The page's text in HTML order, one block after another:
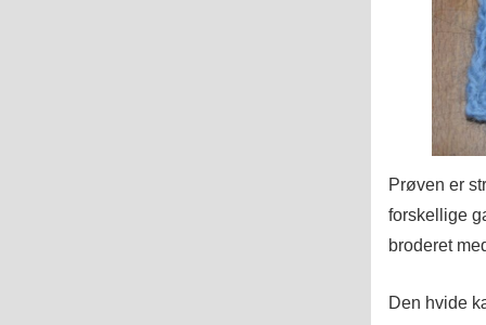
Prøven er
forskellige
broderet
Den hvide